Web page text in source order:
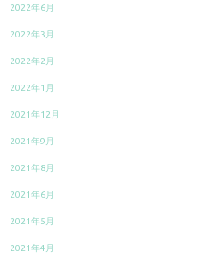
2022年6月
2022年3月
2022年2月
2022年1月
2021年12月
2021年9月
2021年8月
2021年6月
2021年5月
2021年4月